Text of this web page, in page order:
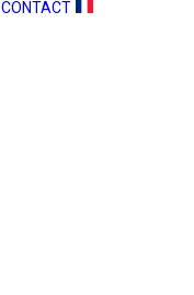
CONTACT